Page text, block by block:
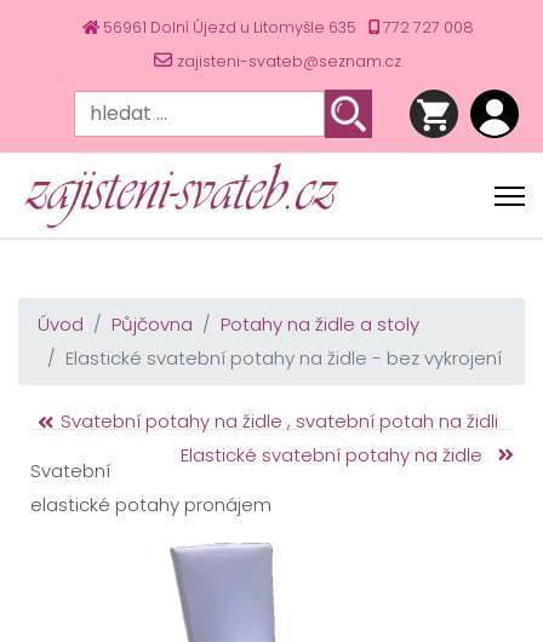
56961 Dolní Újezd u Litomyšle 635
772 727 008
zajisteni-svateb@seznam.cz
Úvod Půjčovna
Potahy na židle a stoly
Elastické svatební potahy na židle - bez vykrojení
Svatební potahy na židle , svatební potah na židli
Elastické svatební potahy na židle
Svatební
elastické potahy pronájem